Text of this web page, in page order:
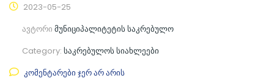
2023-05-25
ავტორი მუნიციპალიტეტის საკრებულო
Category: საკრებულოს სიახლეები
კომენტარები ჯერ არ არის